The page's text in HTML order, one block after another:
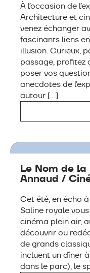
À l’occasion de
Architecture et
venez échanger
fascinants liens
illusion. Curieux,
passage, profitez
poser vos
anecdotes de
autour […]
VENDREDI 7 AOÛT
Le Nom de
Annaud /
Cet été, en écho
Saline royale
cinéma plein air,
découvrir ou
de grands
incluent un dîner
dans le parc), le